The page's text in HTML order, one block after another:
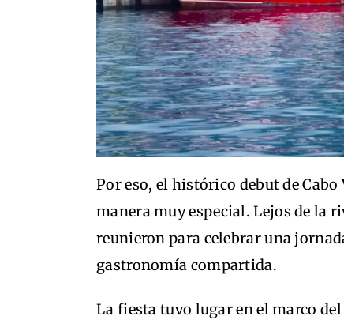
Por eso, el histórico debut de
manera muy especial. Lejos de la
reunieron para celebrar una
gastronomía compartida.
La fiesta tuvo lugar en el marco